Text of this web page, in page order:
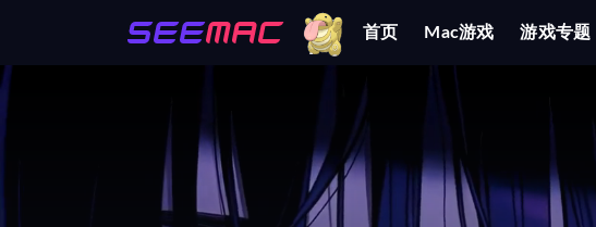
首页 Mac游戏 游戏专题